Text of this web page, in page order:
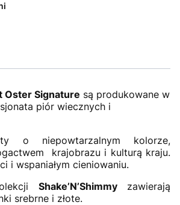
Oster Signature są produkowane w
piór wiecznych i
o niepowtarzalnym kolorze,
krajobrazu i kulturą kraju.
i wspaniałym cieniowaniu.
Shake’N’Shimmy zawierają
srebrne i złote.